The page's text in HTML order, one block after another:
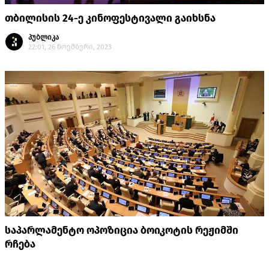
თბილისის 24-ე კინოფესტივალი გაიხსნა
პუბლიკა
22:01, 26 ნოემბერი, 2023
საპარლამენტო ოპოზიცია ბოიკოტის რეჟიმში
რჩება